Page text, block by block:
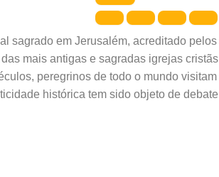
sagrado em Jerusalém, acreditado
mais antigas e sagradas igrejas
peregrinos de todo o mundo
histórica tem sido objeto de